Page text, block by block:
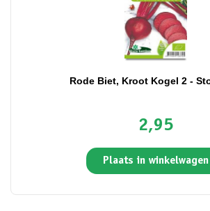
Rode Biet, Kroot Kogel 2 -
2,95
Plaats in winkelwagen